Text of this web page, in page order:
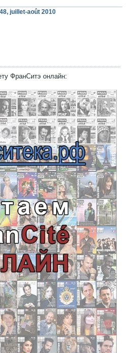
juillet-août 2010
ФранСитэ онлайн: